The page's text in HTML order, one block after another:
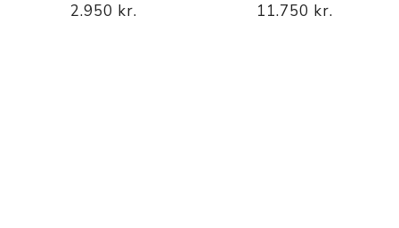
2.950 kr. 11.750 kr.